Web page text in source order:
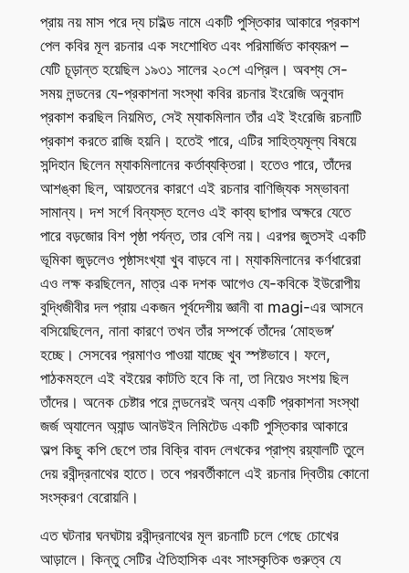
প্রায় নয় মাস পরে দ্য চাইল্ড নামে একটি পুস্তিকার আকারে প্রকাশ
পেল কবির মূল রচনার এক সংশোধিত এবং পরিমার্জিত কাব্যরূপ –
যেটি চূড়ান্ত হয়েছিল ১৯৩১ সালের ২০শে এপ্রিল। অবশ্য সে-
সময় লন্ডনের যে-প্রকাশনা সংস্থা কবির রচনার ইংরেজি অনুবাদ
প্রকাশ করছিল নিয়মিত, সেই ম্যাকমিলান তাঁর এই ইংরেজি রচনাটি
প্রকাশ করতে রাজি হয়নি। হতেই পারে, এটির সাহিত্যমূল্য বিষয়ে
সন্দিহান ছিলেন ম্যাকমিলানের কর্তাব্যক্তিরা। হতেও পারে, তাঁদের
আশঙ্কা ছিল, আয়তনের কারণে এই রচনার বাণিজ্যিক সম্ভাবনা
সামান্য। দশ সর্গে বিন্যস্ত হলেও এই কাব্য ছাপার অক্ষরে যেতে
পারে বড়জোর বিশ পৃষ্ঠা পর্যন্ত, তার বেশি নয়। এরপর জুতসই একটি
ভূমিকা জুড়লেও পৃষ্ঠাসংখ্যা খুব বাড়বে না। ম্যাকমিলানের কর্ণধারেরা
এও লক্ষ করছিলেন, মাত্র এক দশক আগেও যে-কবিকে ইউরোপীয়
বুদ্ধিজীবীর দল প্রায় একজন পূর্বদেশীয় জ্ঞানী বা magi-এর আসনে
বসিয়েছিলেন, নানা কারণে তখন তাঁর সম্পর্কে তাঁদের ‘মোহভঙ্গ’
হচ্ছে। সেসবের প্রমাণও পাওয়া যাচ্ছে খুব স্পষ্টভাবে। ফলে,
পাঠকমহলে এই বইয়ের কাট‌তি হবে কি না, তা নিয়েও সংশয় ছিল
তাঁদের। অনেক চেষ্টার পরে লন্ডনেরই অন্য একটি প্রকাশনা সংস্থা
জর্জ অ্যালেন অ্যান্ড আনউইন লিমিটেড একটি পুস্তিকার আকারে
অল্প কিছু কপি ছেপে তার বিক্রি বাবদ লেখকের প্রাপ্য রয়্যালটি তুলে
দেয় রবীন্দ্রনাথের হাতে। তবে পরবর্তীকালে এই রচনার দ্বিতীয় কোনো
সংস্করণ বেরোয়নি।
এত ঘটনার ঘনঘটায় রবীন্দ্রনাথের মূল রচনাটি চলে গেছে চোখের
আড়ালে। কিন্তু সেটির ঐতিহাসিক এবং সাংস্কৃতিক গুরুত্ব যে